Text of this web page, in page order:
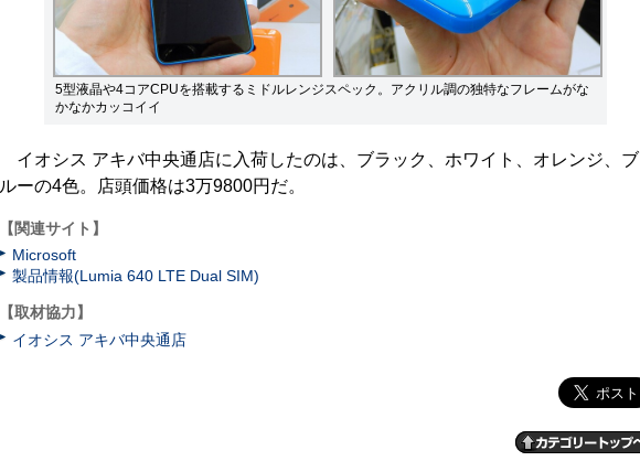
5型液晶や4コアCPUを搭載するミドルレンジスペック。アクリル調の独特なフレームがな
かなかカッコイイ
イオシス アキバ中央通店に入荷したのは、ブラック、ホワイト、オレンジ、ブ
ルーの4色。店頭価格は3万9800円だ。
【関連サイト】
Microsoft
製品情報(Lumia 640 LTE Dual SIM)
【取材協力】
イオシス アキバ中央通店